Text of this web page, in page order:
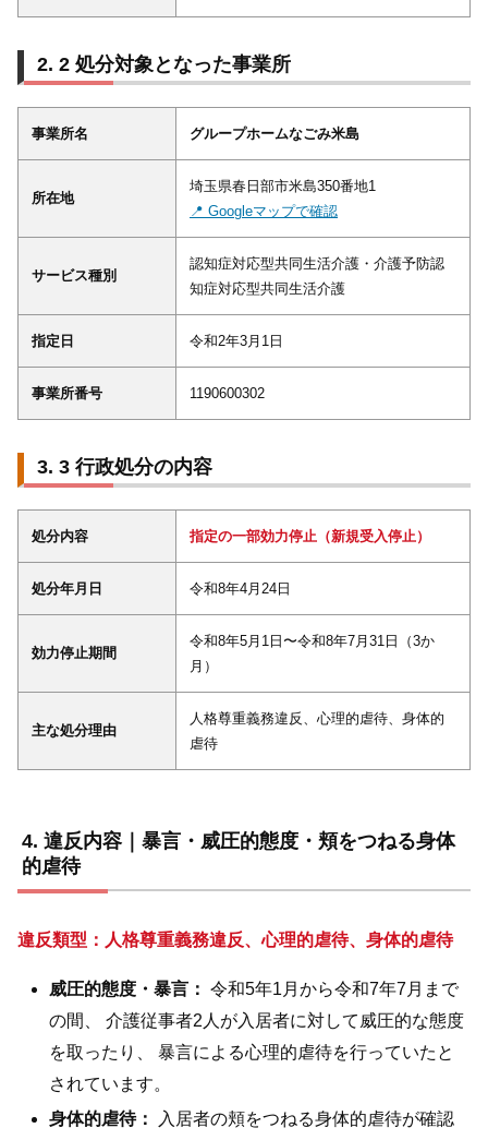
2 処分対象となった事業所
事業所名 グループホームなごみ米島
所在地
埼玉県春日部市米島350番地1
📍 Googleマップで確認
サービス種別
認知症対応型共同生活介護・介護予防認
知症対応型共同生活介護
指定日 令和2年3月1日
事業所番号 1190600302
3 行政処分の内容
処分内容 指定の一部効力停止（新規受入停止）
処分年月日 令和8年4月24日
効力停止期間
令和8年5月1日〜令和8年7月31日（3か
月）
主な処分理由
人格尊重義務違反、心理的虐待、身体的
虐待
違反内容｜暴言・威圧的態度・頬をつねる身体
的虐待
違反類型：人格尊重義務違反、心理的虐待、身体的虐待
威圧的態度・暴言： 令和5年1月から令和7年7月まで
の間、 介護従事者2人が入居者に対して威圧的な態度
を取ったり、 暴言による心理的虐待を行っていたと
されています。
身体的虐待：
入居者の頬をつねる身体的虐待が確認